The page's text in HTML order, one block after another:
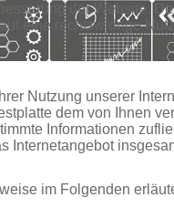
der Website.
eine rechtswidrige
Nutzung unserer
dem von Ihnen
Informationen
im Folgenden